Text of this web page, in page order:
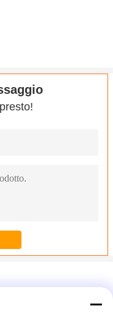
bevanda degli armadi
degli armadi di